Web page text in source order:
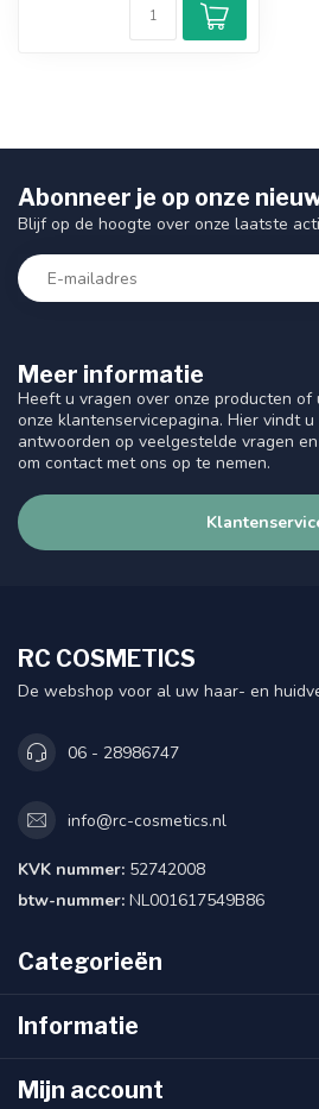
Meer informatie
Heeft u vragen over onze producten of
onze klantenservicepagina. Hier vindt
antwoorden op veelgestelde vragen
om contact met ons op te nemen.
Abonneer je op onze
Blijf op de hoogte over onze laatste
RC COSMETICS
De webshop voor al uw haar- en
06 - 28986747
info@rc-cosmetics.nl
KVK nummer: 52742008
btw-nummer: NL001617549B86
Categorieën
Informatie
Mijn account